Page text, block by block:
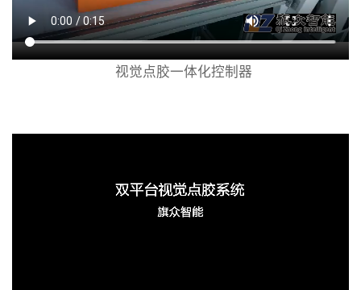
视觉点胶一体化控制器